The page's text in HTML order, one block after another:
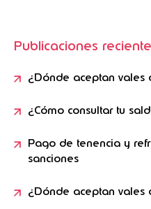
Publicaciones
¿Dónde aceptan vales
¿Cómo consultar tu
Pago de tenencia y
sanciones
¿Dónde aceptan vales